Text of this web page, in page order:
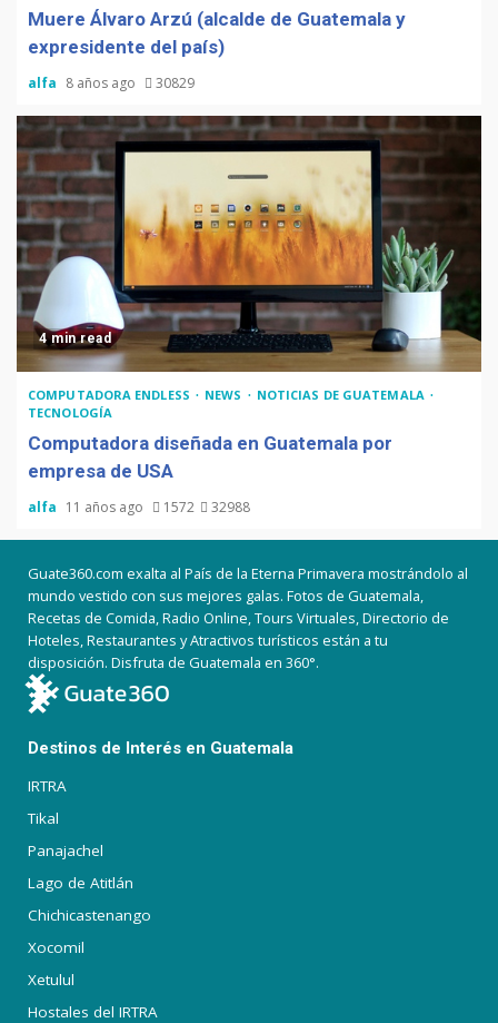
Muere Álvaro Arzú (alcalde de Guatemala y
expresidente del país)
alfa 8 años ago 30829
4 min read
COMPUTADORA ENDLESS NEWS
NOTICIAS DE GUATEMALA
TECNOLOGÍA
Computadora diseñada en Guatemala por
empresa de USA
alfa 11 años ago 1572 32988
Guate360.com exalta al País de la Eterna Primavera mostrándolo al
mundo vestido con sus mejores galas. Fotos de Guatemala,
Recetas de Comida, Radio Online, Tours Virtuales, Directorio de
Hoteles, Restaurantes y Atractivos turísticos están a tu
disposición. Disfruta de Guatemala en 360°.
Destinos de Interés en Guatemala
IRTRA
Tikal
Panajachel
Lago de Atitlán
Chichicastenango
Xocomil
Xetulul
Hostales del IRTRA